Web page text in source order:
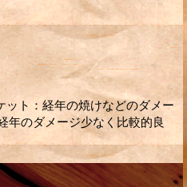
ト：経年の焼けなどのダメー
年のダメージ少なく比較的良